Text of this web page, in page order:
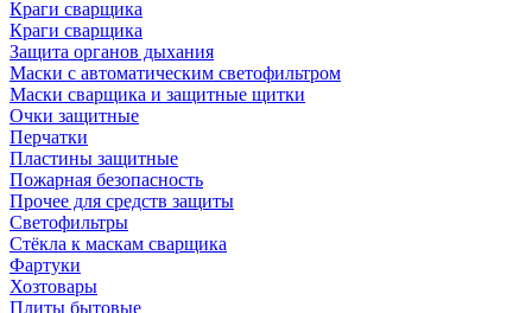
Краги сварщика
Краги сварщика
Защита органов дыхания
Маски с автоматическим светофильтром
Маски сварщика и защитные щитки
Очки защитные
Перчатки
Пластины защитные
Пожарная безопасность
Прочее для средств защиты
Светофильтры
Стёкла к маскам сварщика
Фартуки
Хозтовары
Плиты бытовые